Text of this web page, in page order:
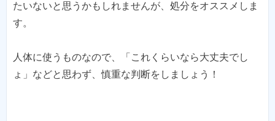
たいないと思うかもしれませんが、処分をオススメしま
す。
人体に使うものなので、「これくらいなら大丈夫でし
ょ」などと思わず、慎重な判断をしましょう！